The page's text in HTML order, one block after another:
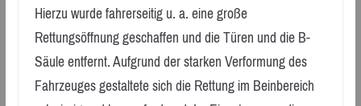
Hierzu wurde fahrerseitig u. a. eine große
Rettungsöffnung geschaffen und die Türen und die B-
Säule entfernt. Aufgrund der starken Verformung des
Fahrzeuges gestaltete sich die Rettung im Beinbereich